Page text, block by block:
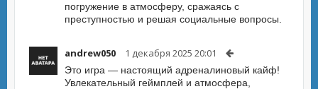
погружение в атмосферу, сражаясь с
преступностью и решая социальные вопросы.
andrew050 1 декабря 2025 20:01
Это игра — настоящий адреналиновый кайф!
Увлекательный геймплей и атмосфера,